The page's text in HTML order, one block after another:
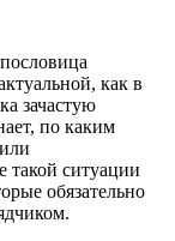
как в
зачастую
по каким
такой ситуации
обязательно